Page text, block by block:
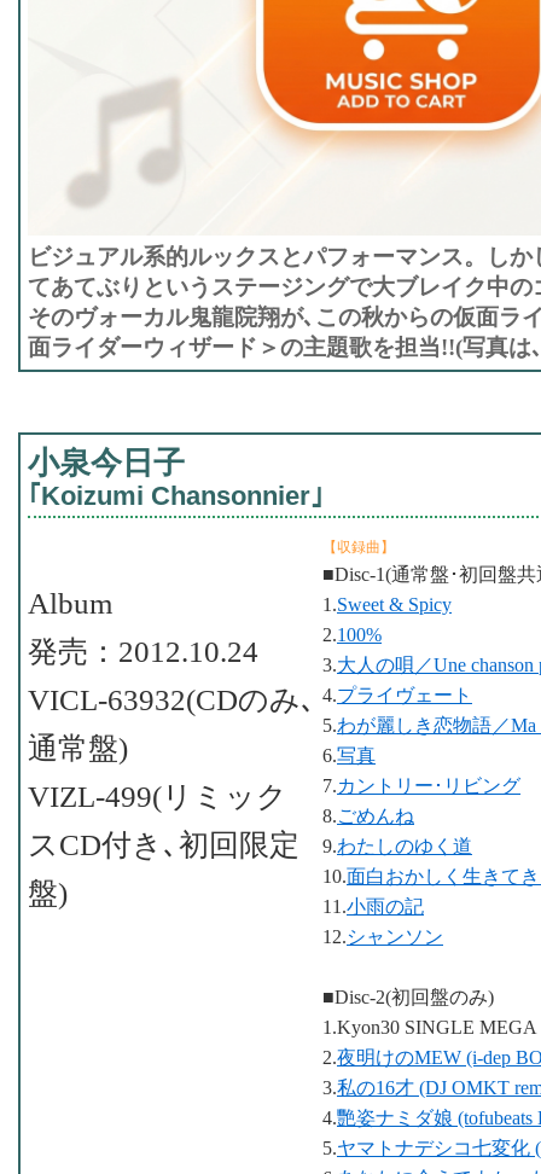
ビジュアル系的ルックスとパフォーマンス。し
てあてぶりというステージングで大ブレイク中
そのヴォーカル鬼龍院翔が､この秋からの仮面ラ
面ライダーウィザード＞の主題歌を担当!!(写真は
小泉今日子
｢Koizumi Chansonnier｣
【収録曲】
■Disc-1(通常盤･初回盤共
1.Sweet & Spicy
2.100%
3.大人の唄／Une chanson
4.プライヴェート
5.わが麗しき恋物語／Ma
6.写真
7.カントリー･リビング
8.ごめんね
9.わたしのゆく道
10.面白おかしく生きて
11.小雨の記
12.シャンソン
■Disc-2(初回盤のみ)
1.Kyon30 SINGLE
2.夜明けのMEW (i-dep
3.私の16才 (DJ OMKT
4.艷姿ナミダ娘 (tofubeats
5.ヤマトナデシコ七変化
Album
発売：2012.10.24
VICL-63932(CDのみ､
通常盤)
VIZL-499(リミック
スCD付き､初回限定
盤)